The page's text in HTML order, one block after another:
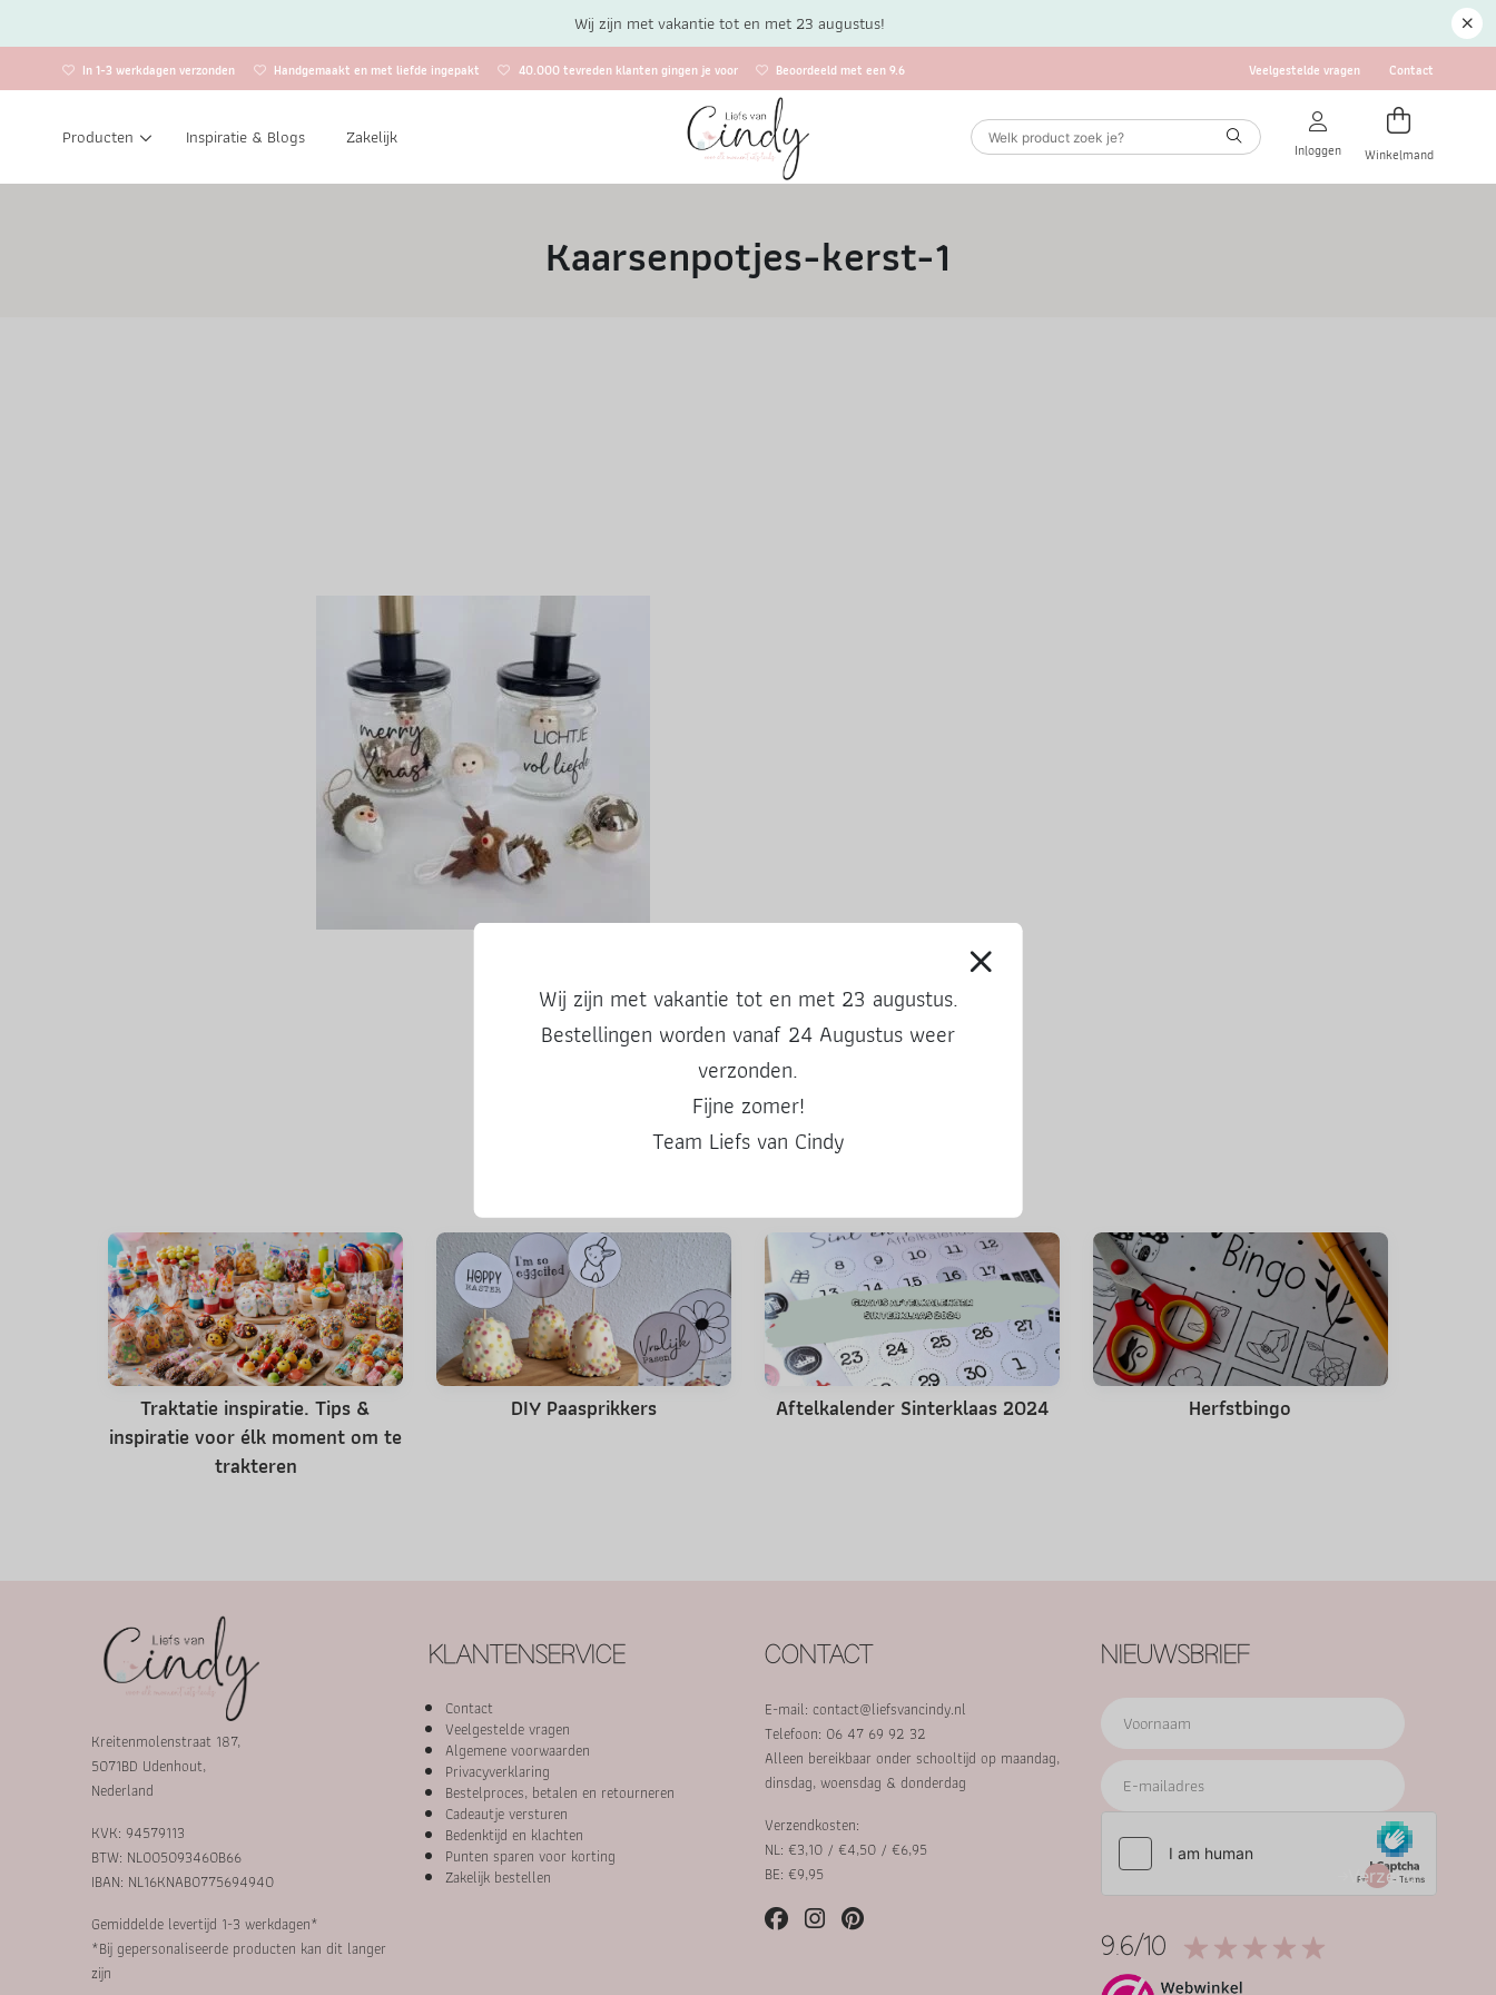
In 1-3 werkdagen verzonden Handgemaakt en met liefde ingepakt 40.000 tevreden klanten gingen je voor Beoordeeld met een 9.6 Veelgestelde vragen Contact
Producten Inspiratie & Blogs Zakelijk Inloggen Winkelmand
Kaarsenpotjes-kerst-1
Deel deze post
Traktatie inspiratie. Tips &
inspiratie voor élk moment om te
trakteren
DIY Paasprikkers Aftelkalender Sinterklaas 2024 Herfstbingo
Wij zijn met vakantie tot en met 23 augustus!
Wij zijn met vakantie tot en met 23 augustus.
Bestellingen worden vanaf 24 Augustus weer
verzonden.
Fijne zomer!
Team Liefs van Cindy
Kreitenmolenstraat 187,
5071BD Udenhout,
Nederland
KVK: 94579113
BTW: NL005093460B66
IBAN: NL16KNAB0775694940
Gemiddelde levertijd 1-3 werkdagen*
*Bij gepersonaliseerde producten kan dit langer
zijn
KLANTENSERVICE
Contact
Veelgestelde vragen
Algemene voorwaarden
Privacyverklaring
Bestelproces, betalen en retourneren
Cadeautje versturen
Bedenktijd en klachten
Punten sparen voor korting
Zakelijk bestellen
CONTACT
E-mail: contact@liefsvancindy.nl
Telefoon: 06 47 69 92 32
Alleen bereikbaar onder schooltijd op maandag,
dinsdag, woensdag & donderdag
Verzendkosten:
NL: €3,10 / €4,50 / €6,95
BE: €9,95
NIEUWSBRIEF
Verzend
9.6/10